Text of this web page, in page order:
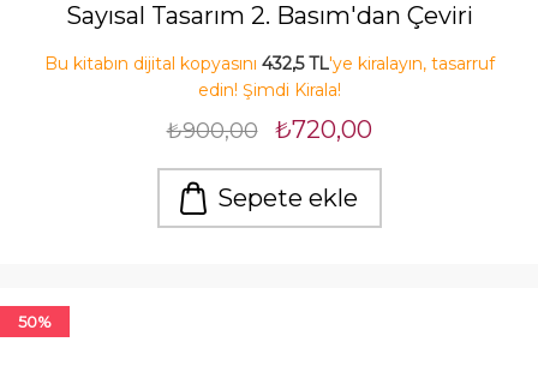
Sayısal Tasarım 2. Basım'dan Çeviri
Bu kitabın dijital kopyasını 432,5 TL'ye kiralayın, tasarruf
edin! Şimdi Kirala!
₺900,00 ₺720,00
Sepete ekle
50%